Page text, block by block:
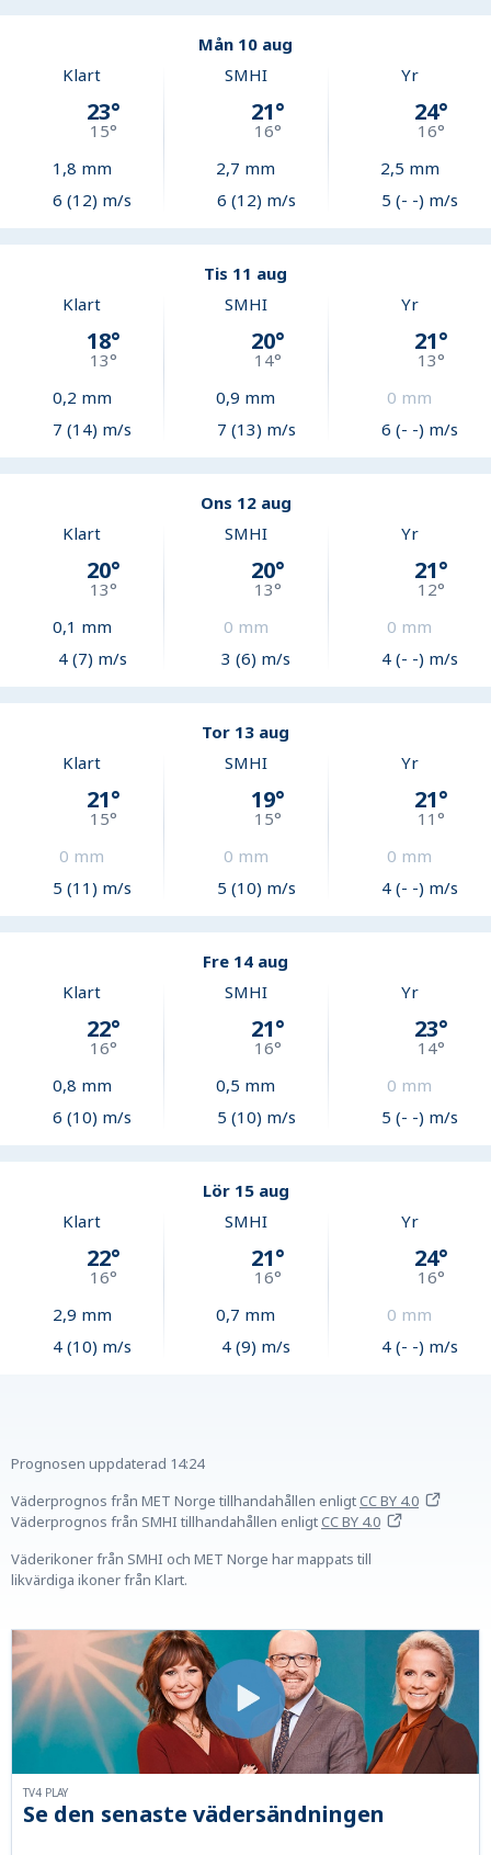
Mån 10 aug
Klart
23°
15°
1,8 mm
6 (12) m/s
SMHI
21°
16°
2,7 mm
6 (12) m/s
Yr
24°
16°
2,5 mm
5 (- -) m/s
Tis 11 aug
Klart
18°
13°
0,2 mm
7 (14) m/s
SMHI
20°
14°
0,9 mm
7 (13) m/s
Yr
21°
13°
0 mm
6 (- -) m/s
Ons 12 aug
Klart
20°
13°
0,1 mm
4 (7) m/s
SMHI
20°
13°
0 mm
3 (6) m/s
Yr
21°
12°
0 mm
4 (- -) m/s
Tor 13 aug
Klart
21°
15°
0 mm
5 (11) m/s
SMHI
19°
15°
0 mm
5 (10) m/s
Yr
21°
11°
0 mm
4 (- -) m/s
Fre 14 aug
Klart
22°
16°
0,8 mm
6 (10) m/s
SMHI
21°
16°
0,5 mm
5 (10) m/s
Yr
23°
14°
0 mm
5 (- -) m/s
Lör 15 aug
Klart
22°
16°
2,9 mm
4 (10) m/s
SMHI
21°
16°
0,7 mm
4 (9) m/s
Yr
24°
16°
0 mm
4 (- -) m/s
Prognosen uppdaterad 14:24
Väderprognos från MET Norge tillhandahållen enligtCC BY 4.0
Väderprognos från SMHI tillhandahållen enligtCC BY 4.0
Väderikoner från SMHI och MET Norge har mappats till
likvärdiga ikoner från Klart.
Se den senaste vädersändningen
TV4 PLAY